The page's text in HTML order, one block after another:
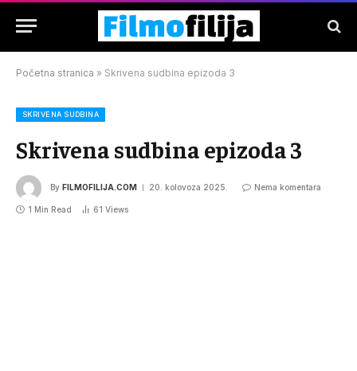
Početna stranica » Skrivena sudbina epizoda 3
SKRIVENA SUDBINA
Skrivena sudbina epizoda 3
By FILMOFILIJA.COM 20. kolovoza 2025. Nema komentara
1 Min Read 61 Views